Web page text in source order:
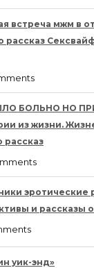
встреча мжм в
рассказ
БОЛЬНО НО
из жизни.
рассказ
эротические
и рассказы
уик-энд»